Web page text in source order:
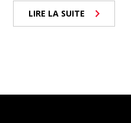
LIRE LA SUITE